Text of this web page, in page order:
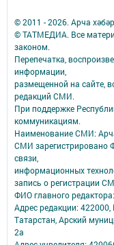
© 2011 - 2026. Арча
© ТАТМЕДИА. Все
законом.
Перепечатка,
информации,
размещенной на сайте,
редакций СМИ.
При поддержке
коммуникациям.
Наименование СМИ:
СМИ зарегистрировано
связи,
информационных
запись о регистрации
ФИО главного
Адрес редакции:
Татарстан, Арский
2а